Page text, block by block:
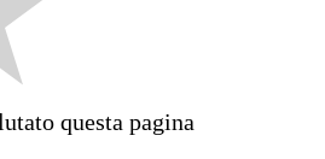
questa pagina